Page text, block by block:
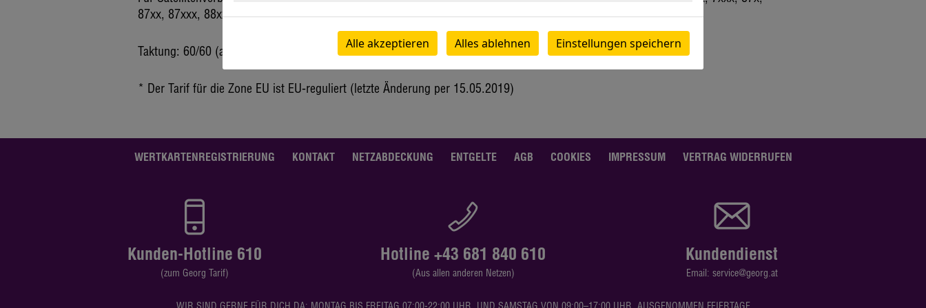
87xx, 87xxx, 88xx, 88xxx.
Taktung: 60/60 (angefangene Minuten werden jeweils voll verrechnet)
* Der Tarif für die Zone EU ist EU-reguliert (letzte Änderung per 15.05.2019)
WERTKARTENREGISTRIERUNG KONTAKT NETZABDECKUNG ENTGELTE AGB COOKIES IMPRESSUM VERTRAG WIDERRUFEN
Kunden-Hotline 610
(zum Georg Tarif)
Hotline +43 681 840 610
(Aus allen anderen Netzen)
Kundendienst
Email: service@georg.at
Alle akzeptieren Alles ablehnen Einstellungen speichern